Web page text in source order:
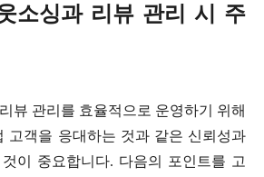
소싱과 리뷰 관리 시 주
뷰 관리를 효율적으로 운영하기 위해
고객을 응대하는 것과 같은 신뢰성과
이 중요합니다. 다음의 포인트를 고